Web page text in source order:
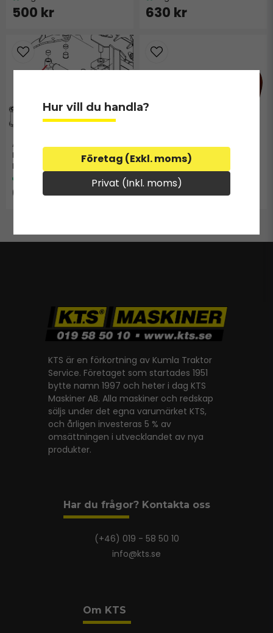
500 kr 630 kr
+HC9050250
Hydraulcylinder
Energiklipp 30 cm
6 880 kr
Axel Ø 60x413 mm till
Energiklipp 30 cm
Beställningsvara
1 600 kr
Hur vill du handla?
Företag (Exkl. moms)
Privat (Inkl. moms)
KTS är en förkortning av Kumla Traktor
Service. Företaget som startades 1951
bytte namn 1997 och heter i dag KTS
Maskiner AB. Alla maskiner och redskap
säljs under det egna varumärket KTS,
och årligen investeras 5 % av
omsättningen i utvecklandet av nya
produkter.
Har du frågor? Kontakta oss
(+46) 019 - 58 50 10
info@kts.se
Om KTS